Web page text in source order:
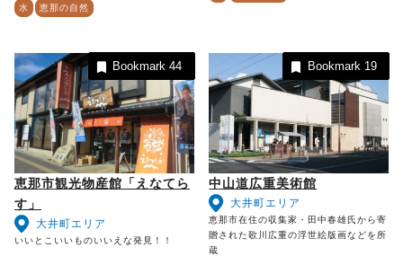
水 恵那の自然
恵那市観光物産館「えなてら
す」
大井町エリア
いいとこいいものいいえな発見！！
Bookmark44
中山道広重美術館
大井町エリア
恵那市在住の収集家・田中春雄氏から寄
贈された歌川広重の浮世絵版画などを所
蔵
Bookmark 19